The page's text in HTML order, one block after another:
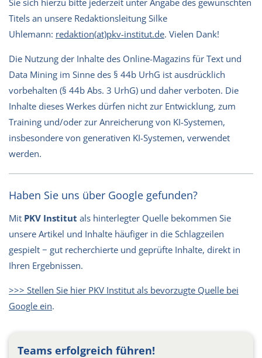
Titels an unsere Redaktionsleitung Silke
Uhlemann: redaktion(at)pkv-institut.de. Vielen Dank!
Die Nutzung der Inhalte des Online-Magazins für Text und
Data Mining im Sinne des § 44b UrhG ist ausdrücklich
vorbehalten (§ 44b Abs. 3 UrhG) und daher verboten. Die
Inhalte dieses Werkes dürfen nicht zur Entwicklung, zum
Training und/oder zur Anreicherung von KI-Systemen,
insbesondere von generativen KI-Systemen, verwendet
werden.
Haben Sie uns über Google gefunden?
Mit PKV Institut als hinterlegter Quelle bekommen Sie
unsere Artikel und Inhalte häufiger in die Schlagzeilen
gespielt − gut recherchierte und geprüfte Inhalte, direkt in
Ihren Ergebnissen.
>>> Stellen Sie hier PKV Institut als bevorzugte Quelle bei
Google ein.
Teams erfolgreich führen!